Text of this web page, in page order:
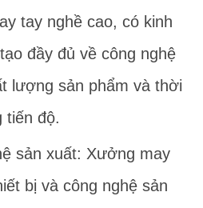
tay nghề cao, có kinh
đầy đủ về công nghệ
lượng sản phẩm và thời
tiến độ.
sản xuất: Xưởng may
bị và công nghệ sản